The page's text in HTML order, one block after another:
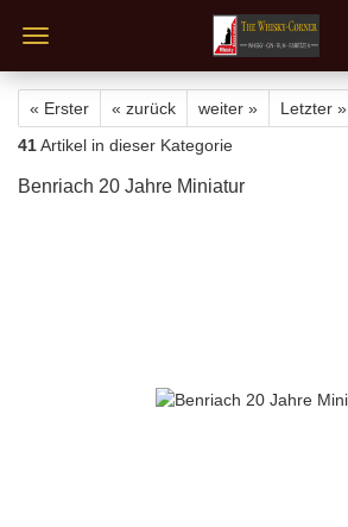
« Erster « zurück weiter »
Letzter »
41Artikel in dieser Kategorie
Benriach 20 Jahre Miniatur